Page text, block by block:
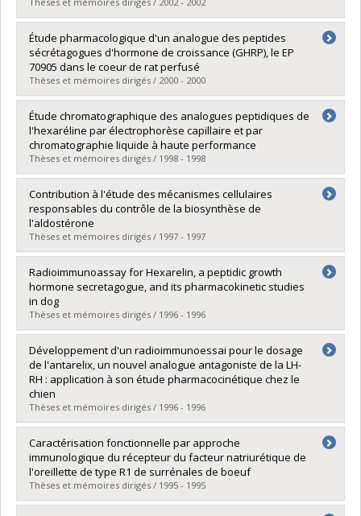
Diplômé(e) :Dubé, Denis
Cycle :Maîtrise
Diplôme obtenu :M. Sc.
Lien vers le document dans Papyrus
Étude pharmacologique d'un analogue des peptides
sécrétagogues d'hormone de croissance (GHRP), le EP
70905 dans le coeur de rat perfusé
Thèses et mémoires dirigés / 2000 - 2000
Diplômé(e) :Perreault, Audrey
Cycle :Maîtrise
Diplôme obtenu :M. Sc.
Lien vers le document dans Papyrus
Étude chromatographique des analogues peptidiques de
l'hexaréline par électrophorèse capillaire et par
chromatographie liquide à haute performance
Thèses et mémoires dirigés / 1998 - 1998
Diplômé(e) :Panoyan, Avedis
Cycle :Maîtrise
Diplôme obtenu :
Lien vers le document dans Papyrus
Contribution à l'étude des mécanismes cellulaires
responsables du contrôle de la biosynthèse de
l'aldostérone
Thèses et mémoires dirigés / 1997 - 1997
Diplômé(e) :Bodart, Véronique
Cycle :Doctorat
Diplôme obtenu :
Lien vers le document dans Papyrus
Radioimmunoassay for Hexarelin, a peptidic growth
hormone secretagogue, and its pharmacokinetic studies
in dog
Thèses et mémoires dirigés / 1996 - 1996
Diplômé(e) :Roumi, Marie
Cycle :Maîtrise
Diplôme obtenu :M. Sc.
Lien vers le document dans Papyrus
Développement d'un radioimmunoessai pour le dosage
de l'antarelix, un nouvel analogue antagoniste de la LH-
RH : application à son étude pharmacocinétique chez le
chien
Thèses et mémoires dirigés / 1996 - 1996
Diplômé(e) :Sorensen, Suzie
Cycle :Maîtrise
Diplôme obtenu :M. Sc.
Lien vers le document dans Papyrus
Caractérisation fonctionnelle par approche
immunologique du récepteur du facteur natriurétique de
l'oreillette de type R1 de surrénales de boeuf
Thèses et mémoires dirigés / 1995 - 1995